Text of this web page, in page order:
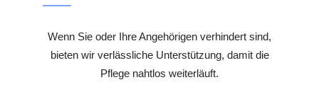
Wenn Sie oder Ihre Angehörigen verhindert sind,
bieten wir verlässliche Unterstützung, damit die
Pflege nahtlos weiterläuft.